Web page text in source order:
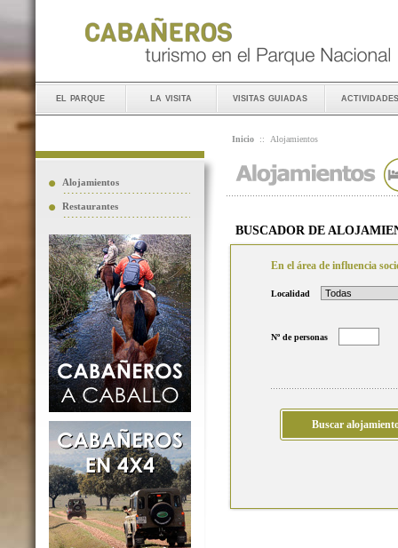
el parque la visita visitas guiadas actividades
Alojamientos
Restaurantes
Inicio :: Alojamientos
BUSCADOR DE
En el área de influencia
Localidad
Nº de personas